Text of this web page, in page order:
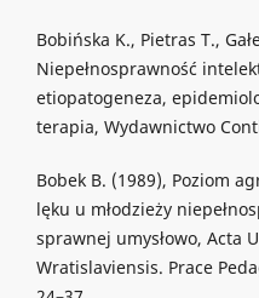
Bobińska K., Pietras T.,
Niepełnosprawność
etiopatogeneza,
terapia, Wydawnictwo
Bobek B. (1989), Poziom
lęku u młodzieży
sprawnej umysłowo, Acta
Wratislaviensis. Prace